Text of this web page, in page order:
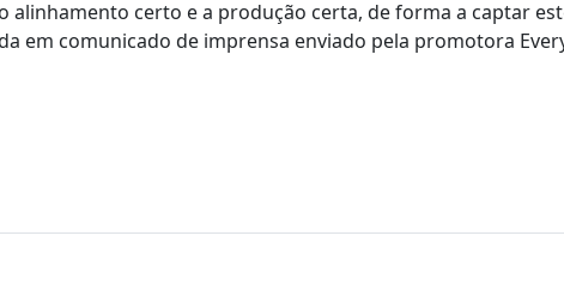
certo e a produção certa, de forma a captar
em comunicado de imprensa enviado pela promotora